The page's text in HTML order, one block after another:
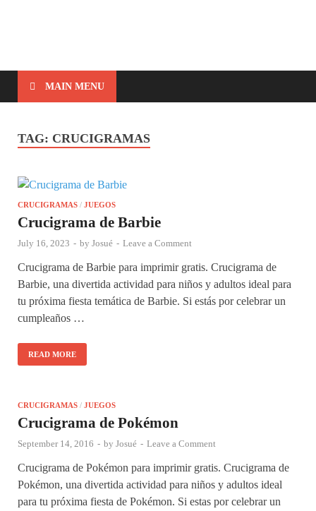
MAIN MENU
TAG: CRUCIGRAMAS
CRUCIGRAMAS / JUEGOS
Crucigrama de Barbie
July 16, 2023 - by Josué - Leave a Comment
Crucigrama de Barbie para imprimir gratis. Crucigrama de
Barbie, una divertida actividad para niños y adultos ideal para
tu próxima fiesta temática de Barbie. Si estás por celebrar un
cumpleaños …
READ MORE
CRUCIGRAMAS / JUEGOS
Crucigrama de Pokémon
September 14, 2016 - by Josué - Leave a Comment
Crucigrama de Pokémon para imprimir gratis. Crucigrama de
Pokémon, una divertida actividad para niños y adultos ideal
para tu próxima fiesta de Pokémon. Si estas por celebrar un